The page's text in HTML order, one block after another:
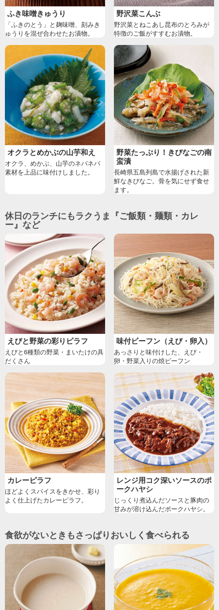
ふき味噌きゅうり
「ふきのとう」と麹味噌、刻みき
ゅうりを混ぜ合わせたお漬物。
野沢菜こんぶ
野沢菜とねこあし昆布のとろみが
特徴のご飯がすすむお漬物。
オクラとめかぶの山芋和え
オクラ、めかぶ、山芋のネバネバ
素材を上品に味付けしました。
野菜たっぷり！きびなごの南
蛮漬
長崎県五島列島で水揚げされた新
鮮なきびなご。骨を気にせず食せ
ます。
休日のランチにもラクうま『ご飯類・麺類・カレ
ー』など
えびと野菜の彩りピラフ
えびと6種類の野菜・まいたけの具
だくさん
味付ビーフン（えび・卵入）
あっさりと味付けした、えび・
卵・野菜入りの焼ビーフン
カレーピラフ
ほどよくスパイスをきかせ、彩り
よく仕上げたカレーピラフ。
レンジ用コク深いソースのポ
ークハヤシ
じっくり煮込んだソースと豚肉の
甘みが溶け込んだポークハヤシ。
食欲がないときもさっぱりおいしく食べられる